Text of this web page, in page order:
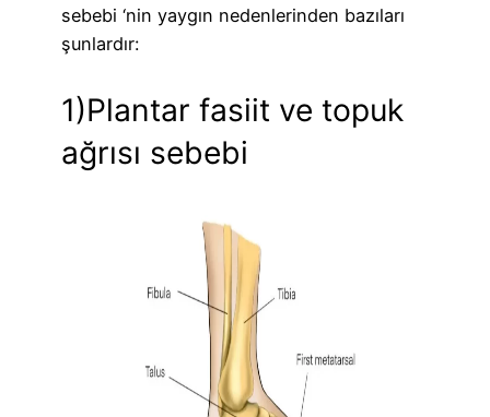
sebebi ‘nin yaygın nedenlerinden bazıları
şunlardır:
1)Plantar fasiit ve topuk
ağrısı sebebi